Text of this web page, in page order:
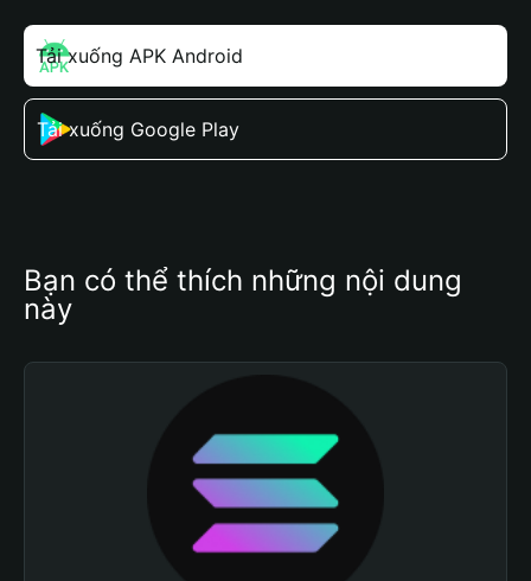
Tải xuống APK Android
Tải xuống Google Play
Bạn có thể thích những nội dung
này